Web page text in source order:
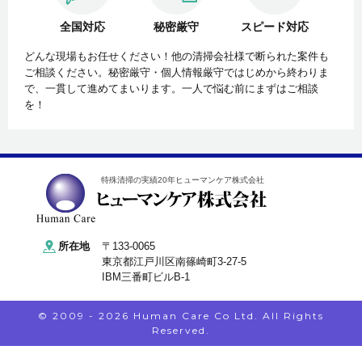
全国対応 秘密厳守 スピード対応
どんな現場もお任せください！他の清掃会社様で断られた案件も
ご相談ください。秘密厳守・個人情報厳守ではじめから終わりま
で、一貫して進めてまいります。一人で悩む前にまずはご相談
を！
特殊清掃の実績20年ヒューマンケア株式会社
所在地
〒133-0065
東京都江戸川区南篠崎町3-27-5
IBM三番町ビルB-1
© 2009 - 2026 Human Care Co Ltd. All Rights
Reserved.